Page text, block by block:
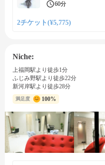
60分
2チケット(¥5,775)
Niche:
上福岡駅より徒歩1分
ふじみ野駅より徒歩22分
新河岸駅より徒歩28分
満足度 100%